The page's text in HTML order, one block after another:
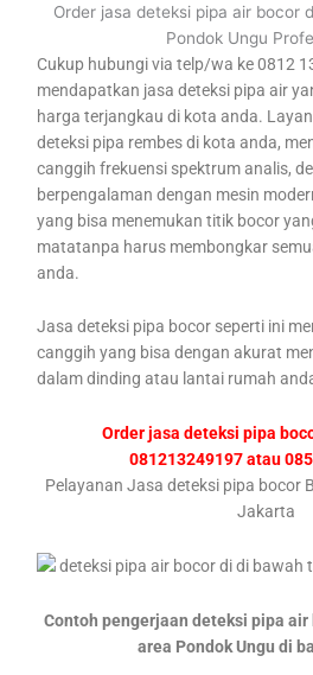
Order jasa deteksi pipa air bocor
Pondok Ungu
Cukup hubungi via telp/wa ke 0812
mendapatkan jasa deteksi pipa air
harga terjangkau di kota anda.
deteksi pipa rembes di kota anda,
canggih frekuensi spektrum analis,
berpengalaman dengan mesin
yang bisa menemukan titik bocor
matatanpa harus membongkar
anda.
Jasa deteksi pipa bocor seperti ini
canggih yang bisa dengan akurat
dalam dinding atau lantai rumah
Order jasa deteksi pipa
081213249197 atau
Pelayanan Jasa deteksi pipa bocor
Jakarta
Contoh pengerjaan deteksi pipa air
area Pondok Ungu di